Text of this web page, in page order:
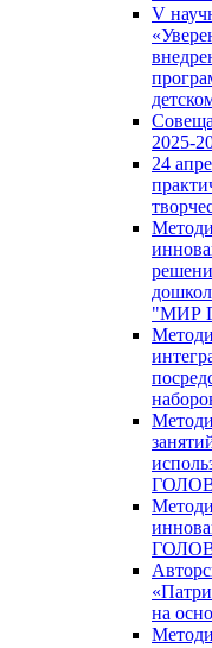
V
2025-
24
"МИР
на